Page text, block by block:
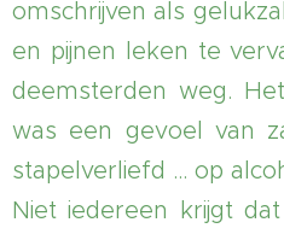
omschrijven als
en pijnen leken te
deemsterden weg.
was een gevoel van
stapelverliefd ... op
Niet iedereen krijgt